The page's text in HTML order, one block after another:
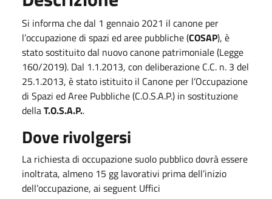
Si informa che dal 1 gennaio 2021 il canone per
l’occupazione di spazi ed aree pubbliche (COSAP), è
stato sostituito dal nuovo canone patrimoniale (Legge
160/2019). Dal 1.1.2013, con deliberazione C.C. n. 3 del
25.1.2013, è stato istituito il Canone per l’Occupazione
di Spazi ed Aree Pubbliche (C.O.S.A.P.) in sostituzione
dellaT.O.S.A.P..
Dove rivolgersi
La richiesta di occupazione suolo pubblico dovrà essere
inoltrata, almeno 15 gg lavorativi prima dell’inizio
dell’occupazione, ai seguent Uffici